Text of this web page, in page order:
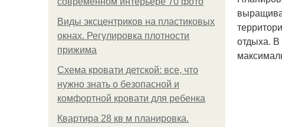
Виды эксцентриков на пластиковых
окнах. Регулировка плотности
прижима
Схема кровати детской: все, что
нужно знать о безопасной и
комфортной кровати для ребенка
Квартира 28 кв м планировка.
отдыха. В